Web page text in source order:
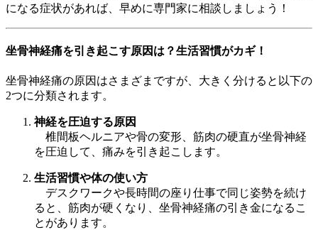
になる症状があれば、早めに専門家に相談しましょう！
坐骨神経痛を引き起こす原因は？生活習慣がカギ！
坐骨神経痛の原因はさまざまですが、大きく分けると以下の
2つに分類されます。
神経を圧迫する原因
椎間板ヘルニアや骨の変形、筋肉の硬直が坐骨神経
を圧迫して、痛みを引き起こします。
生活習慣や体の使い方
デスクワークや長時間の座り仕事で同じ姿勢を続け
ると、筋肉が硬くなり、坐骨神経痛の引き金になるこ
とがあります。